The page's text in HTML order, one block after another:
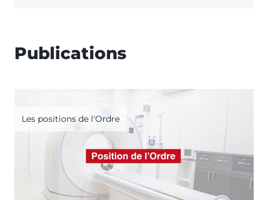
Publications
Les positions de l'Ordre